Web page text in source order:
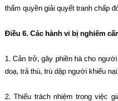
thẩm quyền giải quyết tranh chấp
Điều 6. Các hành vi bị nghiêm
1. Cản trở, gây phiền hà cho
doạ, trả thù, trù dập người khiếu nại.
2. Thiếu trách nhiệm trong việc